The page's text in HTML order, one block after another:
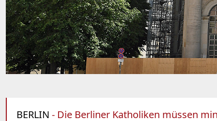
BERLIN - Die Berliner Katholiken müssen